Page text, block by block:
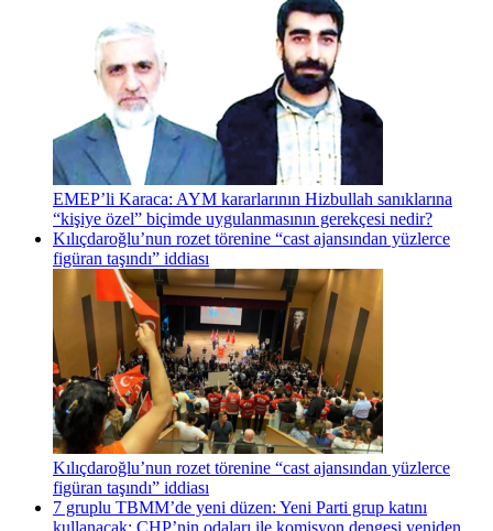
EMEP’li Karaca: AYM kararlarının Hizbullah sanıklarına
“kişiye özel” biçimde uygulanmasının gerekçesi nedir?
Kılıçdaroğlu’nun rozet törenine “cast ajansından yüzlerce
figüran taşındı” iddiası
Kılıçdaroğlu’nun rozet törenine “cast ajansından yüzlerce
figüran taşındı” iddiası
7 gruplu TBMM’de yeni düzen: Yeni Parti grup katını